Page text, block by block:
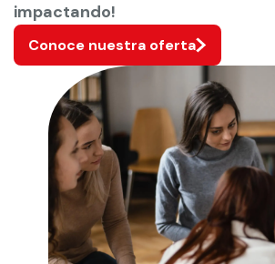
impactando!
Conoce nuestra oferta